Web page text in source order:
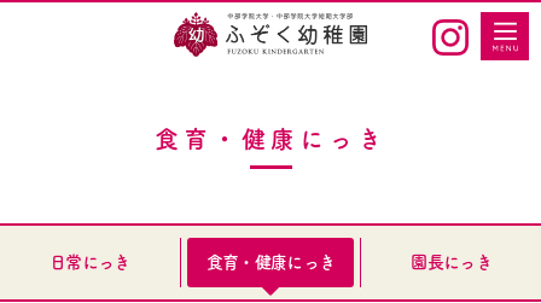
食育・健康にっき
日常にっき 食育・健康にっき 園長にっき